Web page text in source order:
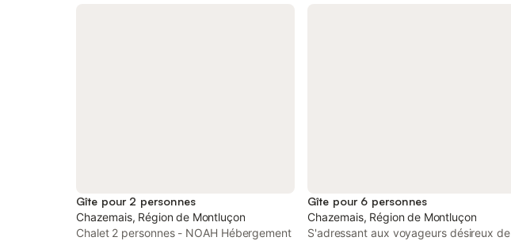
Gîte pour 2 personnes
Chazemais, Région de Montluçon
Chalet 2 personnes - NOAH Hébergement
Gîte pour 6 personnes
Chazemais, Région de Montluçon
S'adressant aux voyageurs désireux de